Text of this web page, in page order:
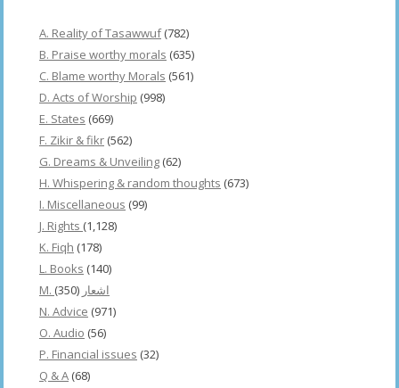
A. Reality of Tasawwuf(782)
B. Praise worthy morals (635)
C. Blame worthy Morals (561)
D. Acts of Worship (998)
E. States (669)
F. Zikir & fikr (562)
G. Dreams & Unveiling (62)
H. Whispering & random thoughts (673)
I. Miscellaneous (99)
J. Rights (1,128)
K. Fiqh (178)
L. Books (140)
M. اشعار (350)
N. Advice (971)
O. Audio (56)
P. Financial issues (32)
Q & A (68)